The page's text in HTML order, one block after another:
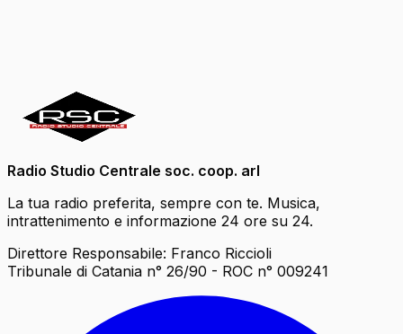
Radio Studio Centrale soc. coop. arl
La tua radio preferita, sempre con te. Musica,
intrattenimento e informazione 24 ore su 24.
Direttore Responsabile: Franco Riccioli
Tribunale di Catania n° 26/90 - ROC n° 009241